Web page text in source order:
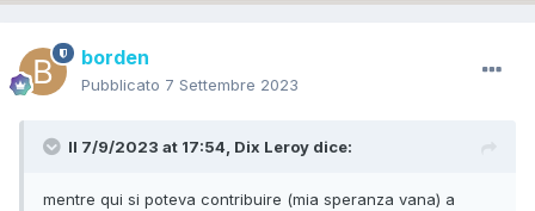
borden
Pubblicato 7 Settembre 2023
Il 7/9/2023 at 17:54, Dix Leroy dice:
mentre qui si poteva contribuire (mia speranza vana) a